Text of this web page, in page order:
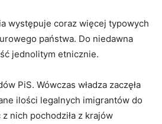
występuje coraz więcej typowych
państwa. Do niedawna
jednolitym etnicznie.
PiS. Wówczas władza zaczęła
ilości legalnych imigrantów do
nich pochodziła z krajów